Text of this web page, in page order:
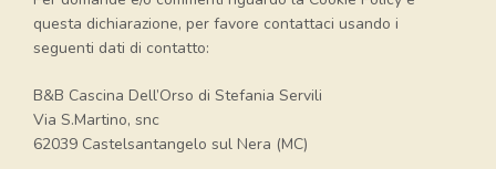
questa dichiarazione, per favore contattaci usando i
seguenti dati di contatto:
B&B Cascina Dell’Orso di Stefania Servili
Via S.Martino, snc
62039 Castelsantangelo sul Nera (MC)